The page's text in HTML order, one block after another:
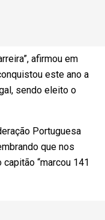
afirmou em
este ano a
sendo eleito o
Portuguesa
que nos
“marcou 141